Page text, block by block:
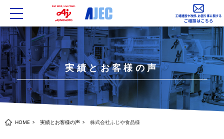
toggle
navigation
実績とお客様の声
HOME 実績とお客様の声 株式会社ふじや食品様